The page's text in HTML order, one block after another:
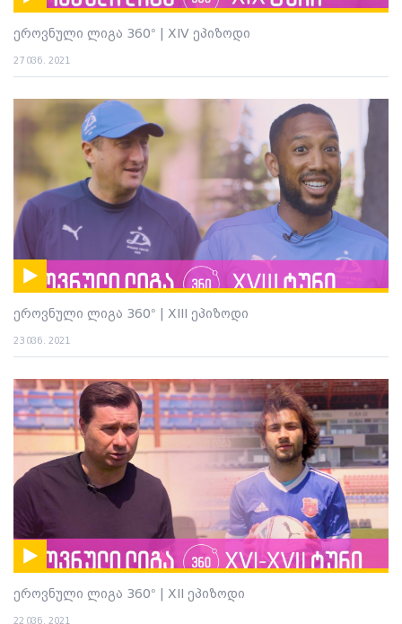
ეროვნული ლიგა 360° | XIV ეპიზოდი
27 ივნ. 2021
ეროვნული ლიგა 360° | XIII ეპიზოდი
23 ივნ. 2021
ეროვნული ლიგა 360° | XII ეპიზოდი
22 ივნ. 2021